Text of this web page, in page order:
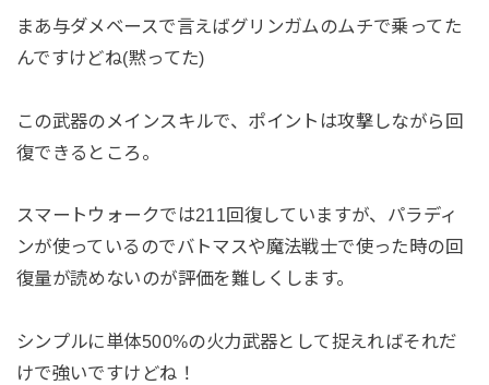
まあ与ダメベースで言えばグリンガムのムチで乗ってた
んですけどね(黙ってた)
この武器のメインスキルで、ポイントは攻撃しながら回
復できるところ。
スマートウォークでは211回復していますが、パラディ
ンが使っているのでバトマスや魔法戦士で使った時の回
復量が読めないのが評価を難しくします。
シンプルに単体500%の火力武器として捉えればそれだ
けで強いですけどね！